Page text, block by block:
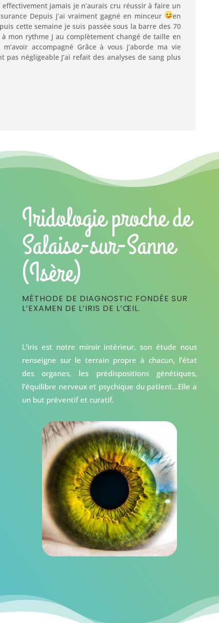
jamais je n’aurais cru réussir à faire un
Depuis j’ai vraiment gagné en minceur
en
cette semaine je suis passée sous la barre des 70
mon rythme J au complètement changé de taille en
accompagné Grâce à vous j’aborde ma vie
négligeable J’ai refait des analyses de sang plus
Iridologie proche de
Salaise-sur-Sanne
(Isère)
MÉTHODE DE DIAGNOSTIC FONDÉE SUR
L’EXAMEN DE L’IRIS DE L’ŒIL.
L’iris est notre miroir intérieur, son étude nous
renseigne sur le terrain propre à chacun, l’état
des organes, les prédispositions génétiques,
l’équilibre nerveux et psychique du patient…Elle a
un but préventif et curatif.